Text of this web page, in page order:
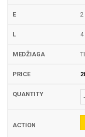
2
4